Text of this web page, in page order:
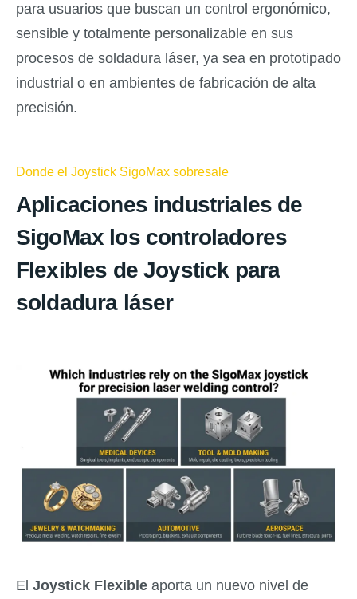
para usuarios que buscan un control ergonómico,
sensible y totalmente personalizable en sus
procesos de soldadura láser, ya sea en prototipado
industrial o en ambientes de fabricación de alta
precisión.
Donde el Joystick SigoMax sobresale
Aplicaciones industriales de
SigoMax los controladores
Flexibles de Joystick para
soldadura láser
El Joystick Flexible aporta un nuevo nivel de